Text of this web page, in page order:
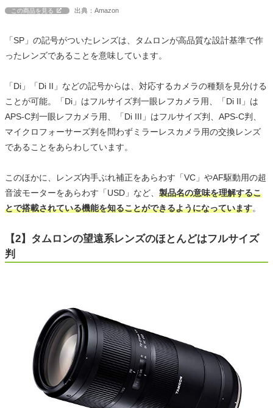
この商品を見る 出典：Amazon
「SP」の記号がついたレンズは、タムロンが高品質な設計基準で作
ったレンズであることを意味しています。
「Di」「Di II」などの記号からは、対応するカメラの種類を見分ける
ことが可能。「Di」はフルサイズ判一眼レフカメラ用、「Di II」は
APS-C判一眼レフカメラ用、「Di III」はフルサイズ判、APS-C判、
マイクロフォーサーズ判を問わずミラーレスカメラ用の交換レンズ
であることをあらわしています。
このほかに、レンズ内手ぶれ補正をあらわす「VC」やAF駆動用の超
音波モーターをあらわす「USD」など、 製品名の意味を理解するこ
とで搭載されている機能を知ることができるようになっています。
【2】タムロンの望遠系レンズのほとんどはフルサイズ
判